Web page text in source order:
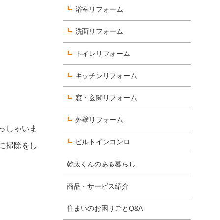
数字で見るヨコエネ
しゃいま
掃除をし
浴室リフォーム
洗面リフォーム
トイレリフォーム
キッチンリフォーム
窓・玄関リフォーム
外壁リフォーム
ビルトインコンロ
乾太くんのある暮らし
商品・サービス紹介
住まいのお困りごとQ&A